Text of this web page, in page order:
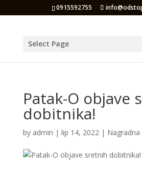
0915592755
Select Page
Patak-O objave
dobitnika!
by admin | lip 14, 2022| Nagradna